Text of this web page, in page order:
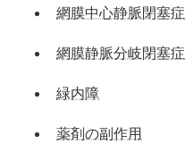
網膜中心静脈閉塞症
網膜静脈分岐閉塞症
緑内障
薬剤の副作用